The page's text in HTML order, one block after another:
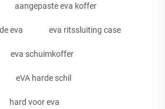
aangepaste eva koffer
eva eva ritssluiting case
eva schuimkoffer
eVA harde schil
hard voor eva